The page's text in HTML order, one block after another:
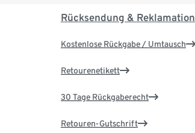
Rücksendung & Reklamation
Kostenlose Rückgabe / Umtausch
Retourenetikett
30 Tage Rückgaberecht
Retouren-Gutschrift